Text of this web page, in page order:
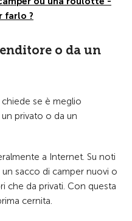
farlo ?
o da un
se è meglio
privato o da un
a Internet. Su noti
sacco di camper nuovi o
che da privati. Con questa
cernita.